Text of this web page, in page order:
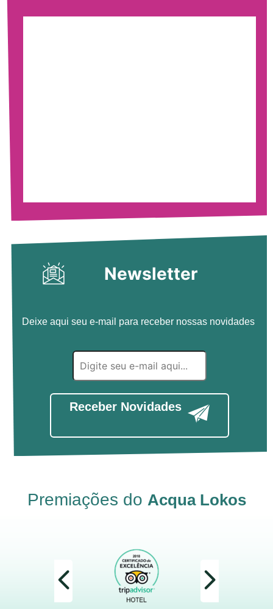
Newsletter
Deixe aqui seu e-mail para receber nossas novidades
Receber Novidades
Premiações do Acqua Lokos